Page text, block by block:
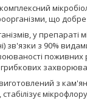
що
у
зв'язки з 90%
грибкових
з
стабілізує